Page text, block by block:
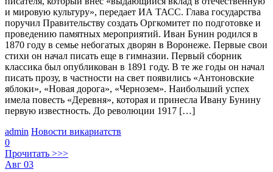
и мировую культуру», передает ИА ТАСС. Глава государства
поручил Правительству создать Оргкомитет по подготовке и
проведению памятных мероприятий. Иван Бунин родился в
1870 году в семье небогатых дворян в Воронеже. Первые свои
стихи он начал писать еще в гимназии. Первый сборник
классика был опубликован в 1891 году. В те же годы он начал
писать прозу, в частности на свет появились «Антоновские
яблоки», «Новая дорога», «Чернозем». Наибольший успех
имела повесть «Деревня», которая и принесла Ивану Бунину
первую известность. До революции 1917 […]
admin Новости викариатств
0
Прочитать >>>
Авг 03